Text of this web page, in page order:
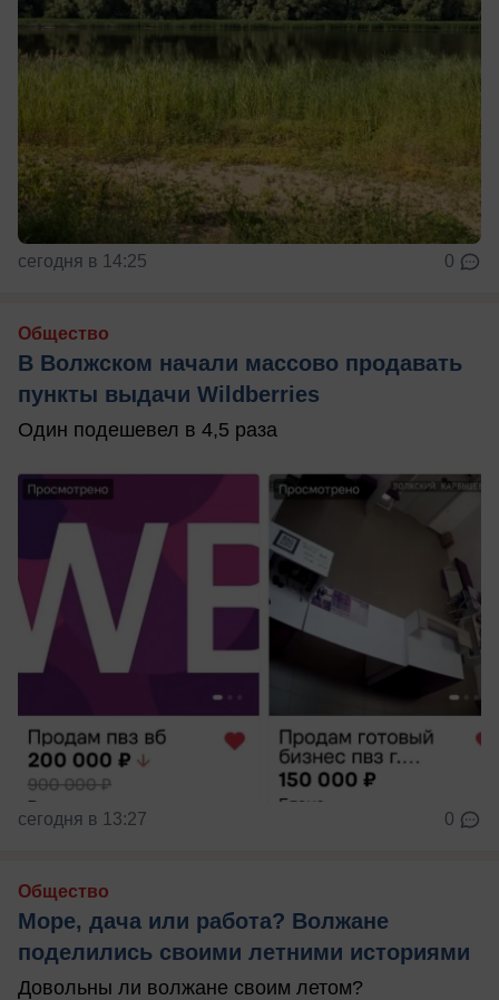
сегодня в 14:25 0
Общество
В Волжском начали массово продавать
пункты выдачи Wildberries
Один подешевел в 4,5 раза
сегодня в 13:27 0
Общество
Море, дача или работа? Волжане
поделились своими летними историями
Довольны ли волжане своим летом?